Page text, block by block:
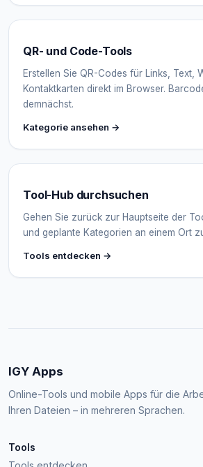
QR- und Code-Tools
Erstellen Sie QR-Codes für Links, Text,
Kontaktkarten direkt im Browser.
demnächst.
Kategorie ansehen →
Tool-Hub durchsuchen
Gehen Sie zurück zur Hauptseite der
und geplante Kategorien an einem Ort
Tools entdecken →
IGY Apps
Online-Tools und mobile Apps für die
Ihren Dateien – in mehreren Sprachen.
Tools